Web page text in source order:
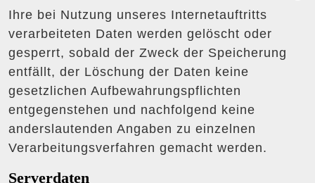
Ihre bei Nutzung unseres Internetauftritts
verarbeiteten Daten werden gelöscht oder
gesperrt, sobald der Zweck der Speicherung
entfällt, der Löschung der Daten keine
gesetzlichen Aufbewahrungspflichten
entgegenstehen und nachfolgend keine
anderslautenden Angaben zu einzelnen
Verarbeitungsverfahren gemacht werden.
Serverdaten